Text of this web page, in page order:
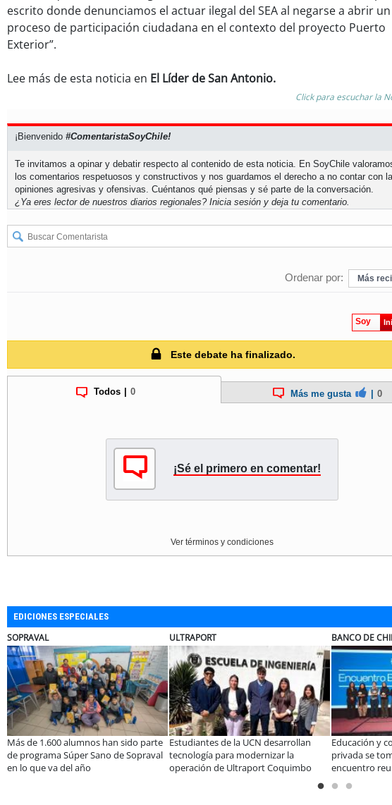
escrito donde denunciamos el actuar ilegal del SEA al negarse a abrir
proceso de participación ciudadana en el contexto del proyecto Puerto
Exterior”.
Lee más de esta noticia en El Líder de San Antonio.
Click para escuchar la
¡Bienvenido #ComentaristaSoyChile!
Te invitamos a opinar y debatir respecto al contenido de esta noticia. En SoyChile
los comentarios respetuosos y constructivos y nos guardamos el derecho a no contar con
opiniones agresivas y ofensivas. Cuéntanos qué piensas y sé parte de la conversación.
¿Ya eres lector de nuestros diarios regionales? Inicia sesión y deja tu comentario.
Ordenar por: Más
Soy
Este debate ha finalizado.
Todos 0 Más me gusta 0
¡Sé el primero en comentar!
Ver términos y condiciones
EDICIONES ESPECIALES
de la UCN desarrollan
para modernizar la
de Ultraport Coquimbo
BANCO DE CHILE
Educación y colaboración público-
privada se toman La Araucanía:
encuentro reunió a líderes para
ELECTROLUX
Claves para comprar
electrodomésticos
Sale